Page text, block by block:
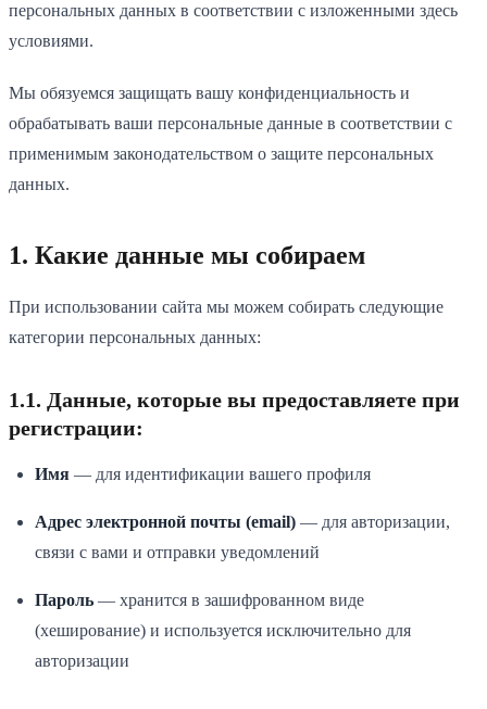
персональных данных в соответствии с изложенными здесь
условиями.
Мы обязуемся защищать вашу конфиденциальность и
обрабатывать ваши персональные данные в соответствии с
применимым законодательством о защите персональных
данных.
1. Какие данные мы собираем
При использовании сайта мы можем собирать следующие
категории персональных данных:
1.1. Данные, которые вы предоставляете при
регистрации:
Имя — для идентификации вашего профиля
Адрес электронной почты (email) — для авторизации,
связи с вами и отправки уведомлений
Пароль — хранится в зашифрованном виде
(хеширование) и используется исключительно для
авторизации